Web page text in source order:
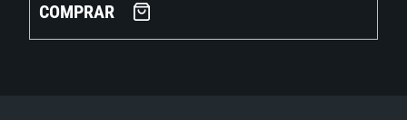
COMPRAR